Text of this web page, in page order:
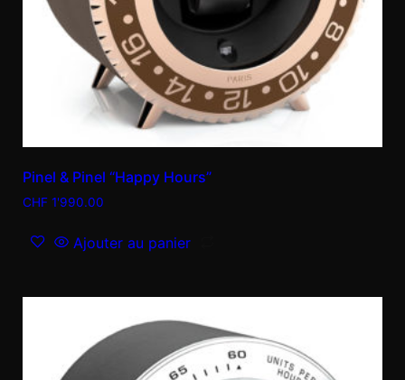
Pinel & Pinel “Happy Hours”
CHF 1'990.00
Ajouter au panier